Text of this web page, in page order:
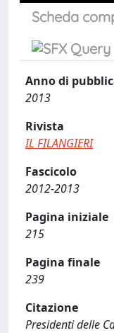
Scheda
Anno di
2013
Rivista
IL FILANGIERI
Fascicolo
2012-2013
Pagina iniziale
215
Pagina finale
239
Citazione
Presidenti delle